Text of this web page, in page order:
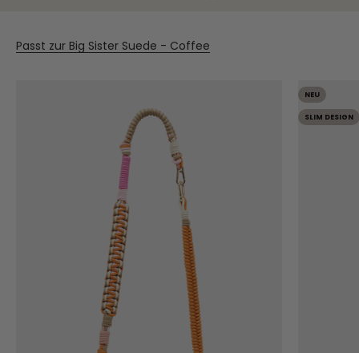
Passt zur Big Sister Suede - Coffee
NEU
SLIM DESIGN